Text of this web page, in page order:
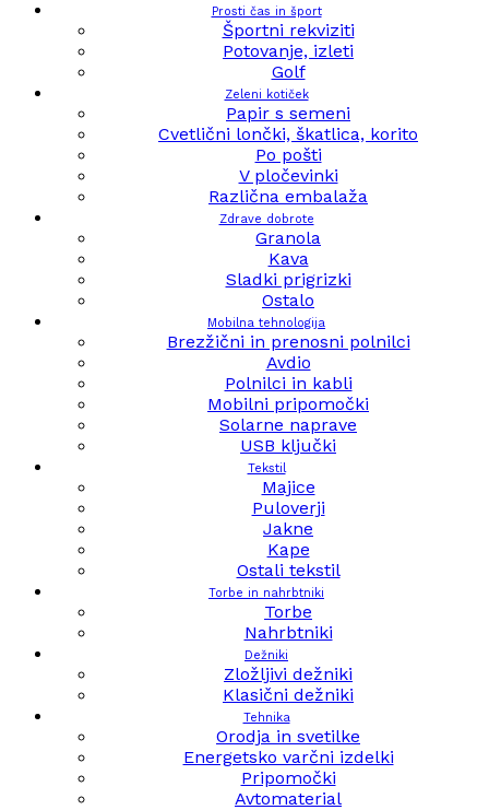
Prosti čas in šport
Športni rekviziti
Potovanje, izleti
Golf
Zeleni kotiček
Papir s semeni
Cvetlični lončki, škatlica, korito
Po pošti
V pločevinki
Različna embalaža
Zdrave dobrote
Granola
Kava
Sladki prigrizki
Ostalo
Mobilna tehnologija
Brezžični in prenosni polnilci
Avdio
Polnilci in kabli
Mobilni pripomočki
Solarne naprave
USB ključki
Tekstil
Majice
Puloverji
Jakne
Kape
Ostali tekstil
Torbe in nahrbtniki
Torbe
Nahrbtniki
Dežniki
Zložljivi dežniki
Klasični dežniki
Tehnika
Orodja in svetilke
Energetsko varčni izdelki
Pripomočki
Avtomaterial